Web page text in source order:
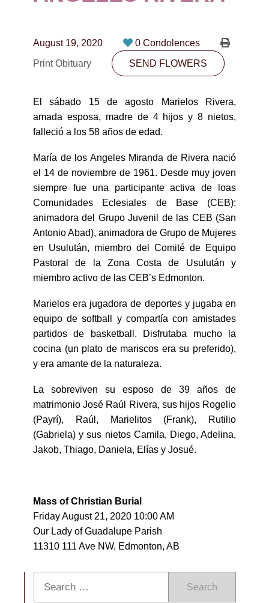
CONTACT
10530-116 Street Edmonton, AB T5H3L7
SEND FLOWERS
August 19, 2020
0 Condolences
Print Obituary
SEND FLOWERS
El sábado 15 de agosto Marielos Rivera,
amada esposa, madre de 4 hijos y 8 nietos,
falleció a los 58 años de edad.
María de los Angeles Miranda de Rivera nació
el 14 de noviembre de 1961. Desde muy joven
siempre fue una participante activa de loas
Comunidades Eclesiales de Base (CEB):
animadora del Grupo Juvenil de las CEB (San
Antonio Abad), animadora de Grupo de Mujeres
en Usulután, miembro del Comité de Equipo
Pastoral de la Zona Costa de Usulután y
miembro activo de las CEB’s Edmonton.
Marielos era jugadora de deportes y jugaba en
equipo de softball y compartía con amistades
partidos de basketball. Disfrutaba mucho la
cocina (un plato de mariscos era su preferido),
y era amante de la naturaleza.
La sobreviven su esposo de 39 años de
matrimonio José Raúl Rivera, sus hijos Rogelio
(Payrí), Raúl, Marielitos (Frank), Rutilio
(Gabriela) y sus nietos Camila, Diego, Adelina,
Jakob, Thiago, Daniela, Elías y Josué.
Mass of Christian Burial
Friday August 21, 2020 10:00 AM
Our Lady of Guadalupe Parish
11310 111 Ave NW, Edmonton, AB
Search